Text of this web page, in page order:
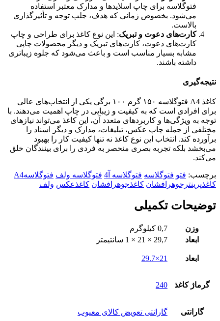
فتوگلاسه برای چاپ اسلایدها و مدارک معتبر استفاده
می‌شود. بخصوص زمانی که هدف، جلب توجه و تأثیرگذاری
بالاست.
کارت‌های دعوت و تبریک: این نوع کاغذ برای طراحی و چاپ
کارت‌های دعوت، کارت‌های تبریک و دیگر محصولات چاپی
مشابه بسیار مناسب است و باعث می‌شود که جلوه زیباتری
داشته باشند.
نتیجه‌گیری
کاغذ A4 فتوگلاسه ۱۵۰ گرم ۱۰۰ برگی یکی از انتخاب‌های عالی
برای افرادی است که به کیفیت و زیبایی در چاپ اهمیت می‌دهند. با
توجه به ویژگی‌ها و کاربردهای متعدد آن، این کاغذ می‌تواند نیازهای
مختلفی از جمله چاپ عکس، تبلیغات، مدارک و دیگر اسناد را
برآورده کند. انتخاب این نوع کاغذ نه تنها کیفیت کار را بهبود
می‌بخشد بلکه تجربه بصری منحصر به فردی را برای بینندگان خلق
می‌کند.
برچسب: فتو فتوگلاسه فتوگلاسه آ4 فتوگلاسه ولف فتوگلاسهA4
کاغذپرینترجوهرافشان کاغذجوهرافشان کاغذعکس ولف
توضیحات تکمیلی
وزن
0,7 کیلوگرم
ابعاد
29,7 × 21 × 1 سانتیمتر
ابعاد 21×29.7
گرماژ کاغذ 240
گارانتی گارانتی تعویض کالای معیوب